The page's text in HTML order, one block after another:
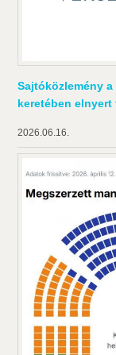
Sajtóközlemény
keretében elnyert
2026.06.16.